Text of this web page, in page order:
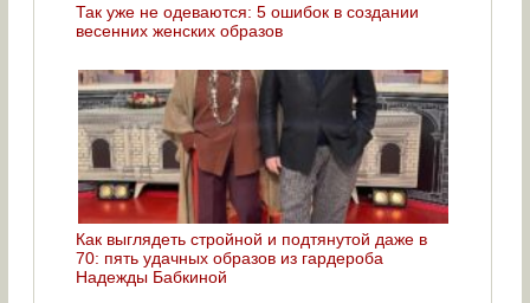
Так уже не одеваются: 5 ошибок в создании
весенних женских образов
Как выглядеть стройной и подтянутой даже в
70: пять удачных образов из гардероба
Надежды Бабкиной